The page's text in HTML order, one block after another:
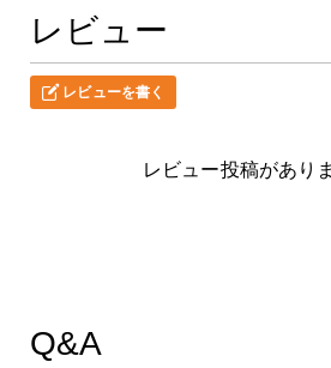
レビュー
レビューを書く
レビュー投稿があり
Q&A